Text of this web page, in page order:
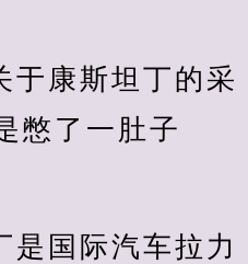
于康斯坦丁的采
憋了一肚子
是国际汽车拉力